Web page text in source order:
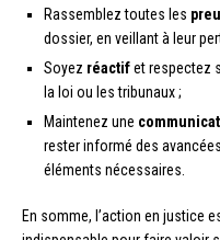
Rassemblez toutes les
dossier, en veillant à leur
Soyez réactifet respectez
la loi ou les tribunaux ;
Maintenez une
rester informé des
éléments nécessaires.
En somme, l’action en justice